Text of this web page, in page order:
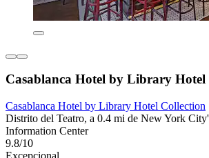
Casablanca Hotel by Library Hotel
Casablanca Hotel by Library Hotel Collection
Distrito del Teatro, a 0.4 mi de New York
Information Center
9.8/10
Excepcional